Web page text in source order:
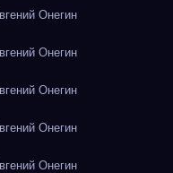
Онегин
Онегин
Онегин
Онегин
Онегин